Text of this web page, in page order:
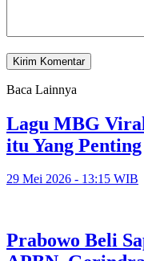
Baca Lainnya
Lagu MBG
itu Yang Penting
29 Mei 2026 - 13:15 WIB
Prabowo Beli